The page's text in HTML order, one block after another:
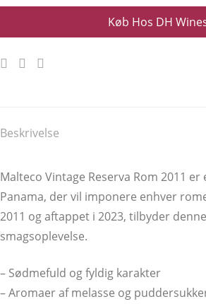
var: er:
kr.329.00.
Køb Hos DH
Beskrivelse
Malteco Vintage Reserva Rom 2011
Panama, der vil imponere enhver
2011 og aftappet i 2023, tilbyder
smagsoplevelse.
– Sødmefuld og fyldig karakter
– Aromaer af melasse og